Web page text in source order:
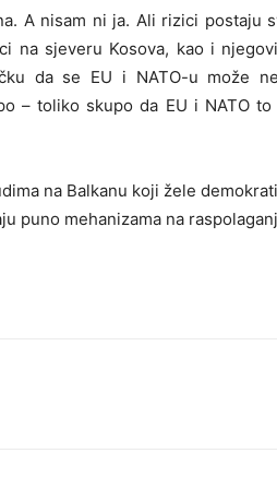
A nisam ni ja. Ali rizici postaju
na sjeveru Kosova, kao i
da se EU i NATO-u može
– toliko skupo da EU i NATO
na Balkanu koji žele
puno mehanizama na